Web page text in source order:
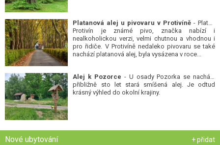
Platanová alej u pivovaru v Protivíně - Platan
Protivín je známé pivo, značka nabízí i
nealkoholickou verzi, velmi chutnou a vhodnou i
pro řidiče. V Protivíně nedaleko pivovaru se také
nachází platanová alej, byla vysázena v roce...
Alej k Pozorce - U osady Pozorka se nachází
přibližně sto let stará smíšená alej. Je odtud
krásný výhled do okolní krajiny.
Nové ubytování + přidat